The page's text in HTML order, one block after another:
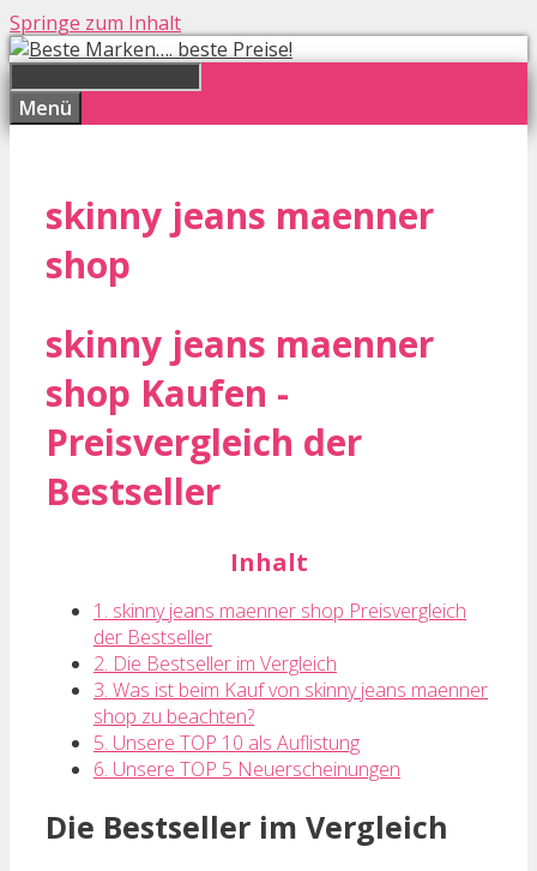
Springe zum Inhalt
Menü
skinny jeans maenner
shop
skinny jeans maenner
shop Kaufen -
Preisvergleich der
Bestseller
Inhalt
1. skinny jeans maenner shop Preisvergleich
der Bestseller
2. Die Bestseller im Vergleich
3. Was ist beim Kauf von skinny jeans maenner
shop zu beachten?
5. Unsere TOP 10 als Auflistung
6. Unsere TOP 5 Neuerscheinungen
Die Bestseller im Vergleich